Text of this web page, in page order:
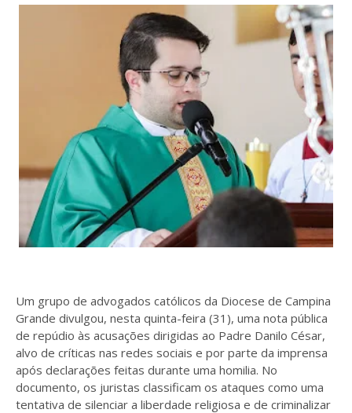
Um grupo de advogados católicos da Diocese de Campina
Grande divulgou, nesta quinta-feira (31), uma nota pública
de repúdio às acusações dirigidas ao Padre Danilo César,
alvo de críticas nas redes sociais e por parte da imprensa
após declarações feitas durante uma homilia. No
documento, os juristas classificam os ataques como uma
tentativa de silenciar a liberdade religiosa e de criminalizar